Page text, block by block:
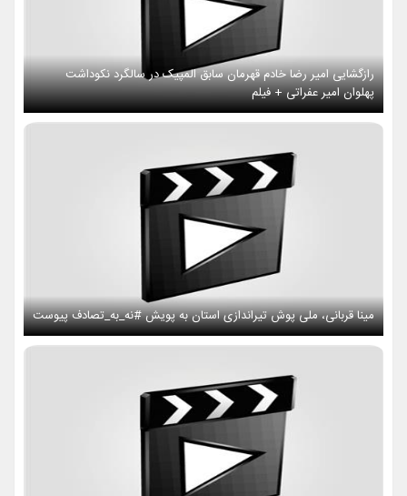
رازگشایی امیر رضا خادم قهرمان سابق المپیک در سالگرد نکوداشت
پهلوان امیر عفراتی + فیلم
مینا قربانی، ملی پوش تیراندازی استان به پویش #نه_به_تصادف پیوست